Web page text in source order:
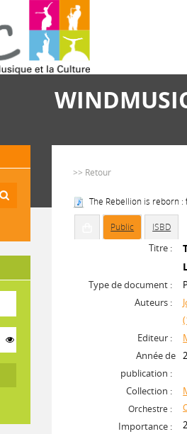
>> Retour
The Rebellion is reborn :
Public ISBD
Titre :
Type de document :
Auteurs :
Editeur :
Année de
publication :
Collection :
Orchestre :
Importance :